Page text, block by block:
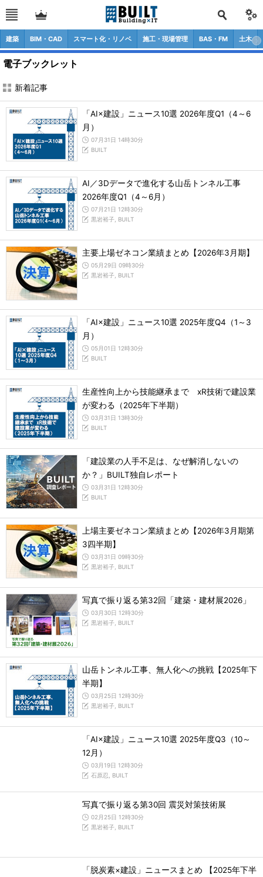
建築 BIM・CAD スマート化・リノベ 施工・現場管理 BAS・FM 土木
電子ブックレット
新着記事
「AI×建設」ニュース10選 2026年度Q1（4～6
月）
07月31日 14時30分
BUILT
AI／3Dデータで進化する山岳トンネル工事
2026年度Q1（4～6月）
07月21日 12時30分
黒岩裕子, BUILT
主要上場ゼネコン業績まとめ【2026年3月期】
05月29日 09時30分
黒岩裕子, BUILT
「AI×建設」ニュース10選 2025年度Q4（1～3
月）
05月01日 12時30分
BUILT
生産性向上から技能継承まで xR技術で建設業
が変わる（2025年下半期）
03月31日 13時30分
BUILT
「建設業の人手不足は、なぜ解消しないの
か？」BUILT独自レポート
03月31日 12時30分
BUILT
上場主要ゼネコン業績まとめ【2026年3月期第
3四半期】
03月31日 09時30分
黒岩裕子, BUILT
写真で振り返る第32回「建築・建材展2026」
03月30日 12時30分
黒岩裕子, BUILT
山岳トンネル工事、無人化への挑戦【2025年下
半期】
03月25日 12時30分
黒岩裕子, BUILT
「AI×建設」ニュース10選 2025年度Q3（10～
12月）
03月19日 12時30分
石原忍, BUILT
写真で振り返る第30回 震災対策技術展
02月25日 12時30分
黒岩裕子, BUILT
「脱炭素×建設」ニュースまとめ 【2025年下半